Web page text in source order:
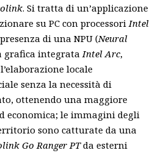
. Si tratta di un’applicazione
su PC con processori Intel
di una NPU (Neural
grafica integrata Intel Arc,
locale
senza la necessità di
ottenendo una maggiore
economica; le immagini degli
sono catturate da una
Go Ranger PTda esterni